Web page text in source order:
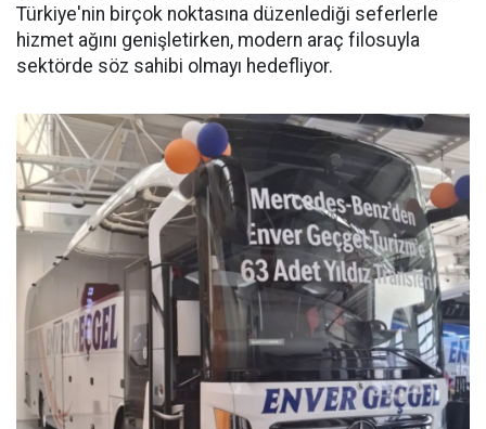
Türkiye'nin birçok noktasına düzenlediği seferlerle
hizmet ağını genişletirken, modern araç filosuyla
sektörde söz sahibi olmayı hedefliyor.